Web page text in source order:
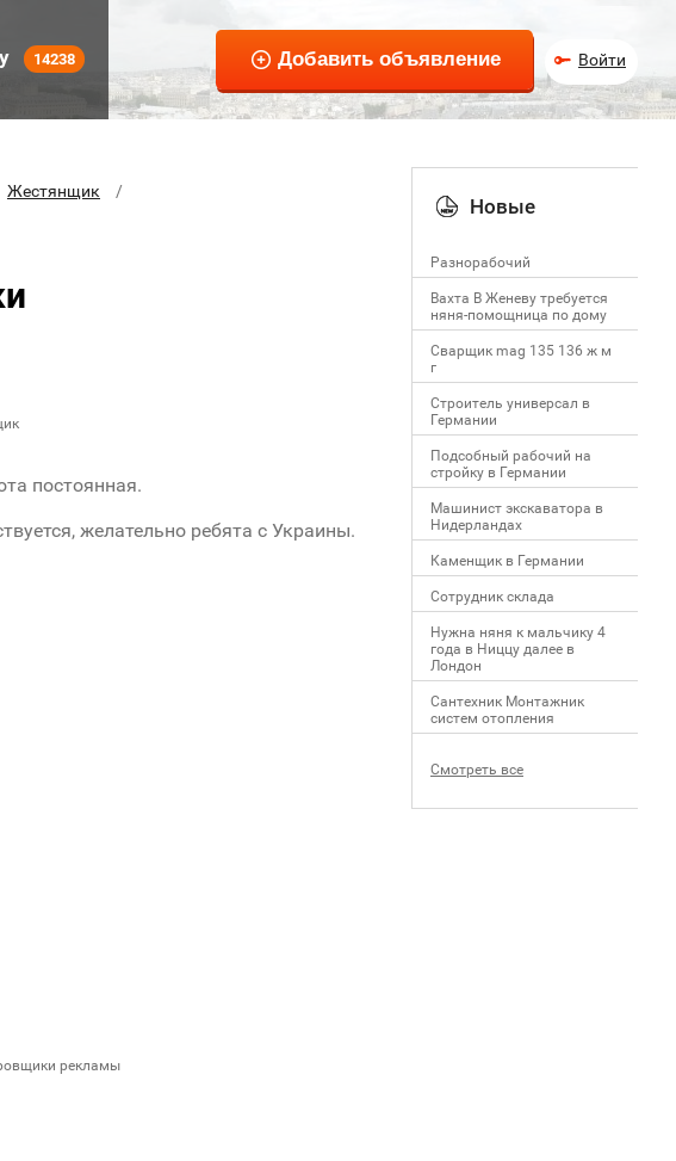
14238 Войти
Жестянщик
постоянная.
желательно ребята с Украины.
рекламы
Новые
Разнорабочий
Вахта В Женеву требуется
няня-помощница по дому
Сварщик mag 135 136 ж м
г
Строитель универсал в
Германии
Подсобный рабочий на
стройку в Германии
Машинист экскаватора в
Нидерландах
Каменщик в Германии
Сотрудник склада
Нужна няня к мальчику 4
года в Ниццу далее в
Лондон
Сантехник Монтажник
систем отопления
Смотреть все